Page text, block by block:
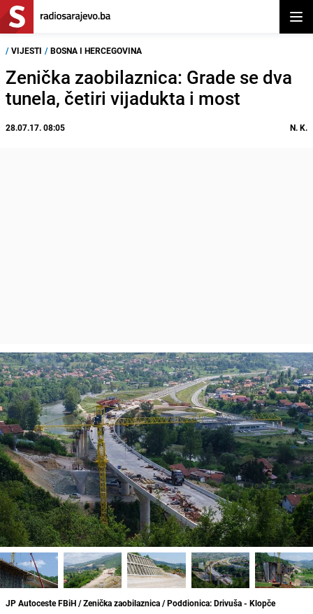
/ VIJESTI / BOSNA I HERCEGOVINA
Zenička zaobilaznica: Grade se dva
tunela, četiri vijadukta i most
28.07.17. 08:05 N. K.
JP Autoceste FBiH / Zenička zaobilaznica / Poddionica: Drivuša - Klopče